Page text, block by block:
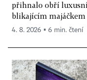
přihnalo obří
blikajícím majáčkem
4. 8. 2026 ▪ 6 min. čtení